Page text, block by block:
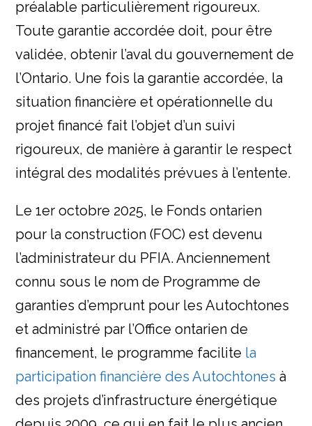
préalable particulièrement rigoureux.
Toute garantie accordée doit, pour être
validée, obtenir l’aval du gouvernement de
l’Ontario. Une fois la garantie accordée, la
situation financière et opérationnelle du
projet financé fait l’objet d’un suivi
rigoureux, de manière à garantir le respect
intégral des modalités prévues à l’entente.
Le 1er octobre 2025, le Fonds ontarien
pour la construction (FOC) est devenu
l’administrateur du PFIA. Anciennement
connu sous le nom de Programme de
garanties d’emprunt pour les Autochtones
et administré par l’Office ontarien de
financement, le programme facilite la
participation financière des Autochtones à
des projets d’infrastructure énergétique